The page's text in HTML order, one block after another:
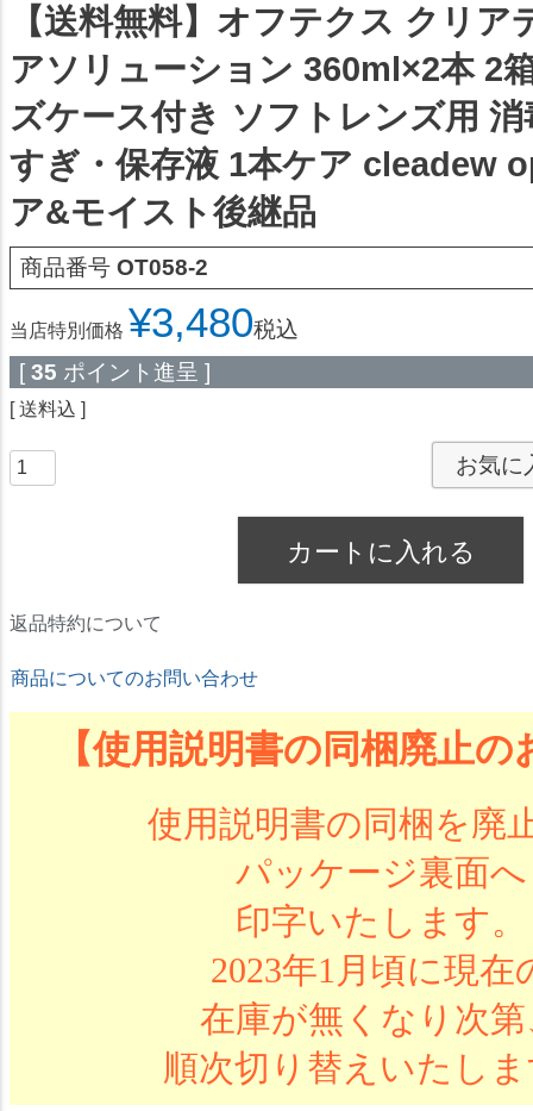
【送料無料】オフテクス クリア
アソリューション 360ml×2本 2
ズケース付き ソフトレンズ用
すぎ・保存液 1本ケア cleadew
ア&モイスト後継品
商品番号 OT058-2
当店特別価格 ¥3,480税込
[ 35 ポイント進呈 ]
送料込
お気に
カートに入れる
返品特約について
商品についてのお問い合わせ
【使用説明書の同梱廃止
使用説明書の同梱を廃
パッケージ裏面へ
印字いたします。
2023年1月頃に現在
在庫が無くなり次第
順次切り替えいたし